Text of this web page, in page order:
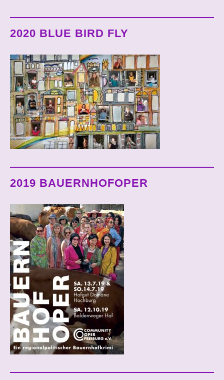
2020 BLUE BIRD FLY
2019 BAUERNHOFOPER